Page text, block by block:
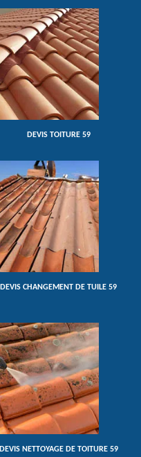
DEVIS TOITURE 59
DEVIS CHANGEMENT DE TUILE 59
DEVIS NETTOYAGE DE TOITURE 59